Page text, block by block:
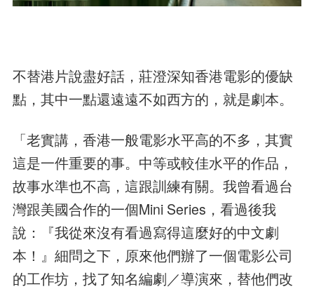
不替港片說盡好話，莊澄深知香港電影的優缺
點，其中一點還遠遠不如西方的，就是劇本。
「老實講，香港一般電影水平高的不多，其實
這是一件重要的事。中等或較佳水平的作品，
故事水準也不高，這跟訓練有關。我曾看過台
灣跟美國合作的一個Mini Series，看過後我
說：『我從來沒有看過寫得這麼好的中文劇
本！』細問之下，原來他們辦了一個電影公司
的工作坊，找了知名編劇／導演來，替他們改